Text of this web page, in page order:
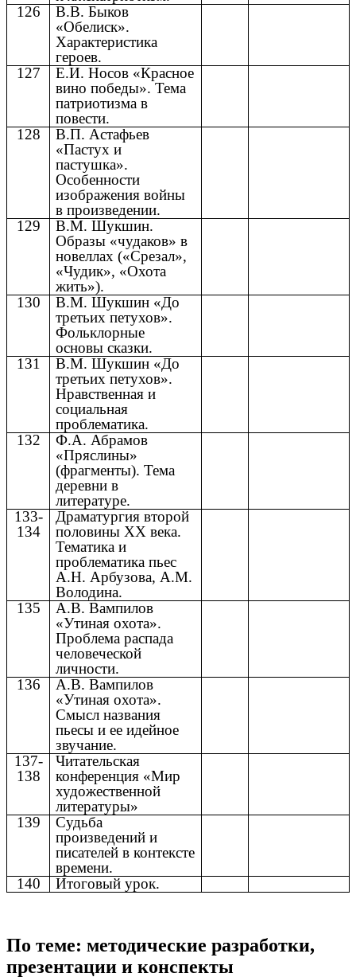
126
В.В. Быков
«Обелиск».
Характеристика
героев.
127
Е.И. Носов «Красное
вино победы». Тема
патриотизма в
повести.
128
В.П. Астафьев
«Пастух и
пастушка».
Особенности
изображения войны
в произведении.
129
В.М. Шукшин.
Образы «чудаков» в
новеллах («Срезал»,
«Чудик», «Охота
жить»).
130
В.М. Шукшин «До
третьих петухов».
Фольклорные
основы сказки.
131
В.М. Шукшин «До
третьих петухов».
Нравственная и
социальная
проблематика.
132
Ф.А. Абрамов
«Пряслины»
(фрагменты). Тема
деревни в
литературе.
133-
134
Драматургия второй
половины XX века.
Тематика и
проблематика пьес
А.Н. Арбузова, А.М.
Володина.
135
А.В. Вампилов
«Утиная охота».
Проблема распада
человеческой
личности.
136
А.В. Вампилов
«Утиная охота».
Смысл названия
пьесы и ее идейное
звучание.
137-
138
Читательская
конференция «Мир
художественной
литературы»
139
Судьба
произведений и
писателей в контексте
времени.
140
Итоговый урок.
По теме: методические разработки,
презентации и конспекты